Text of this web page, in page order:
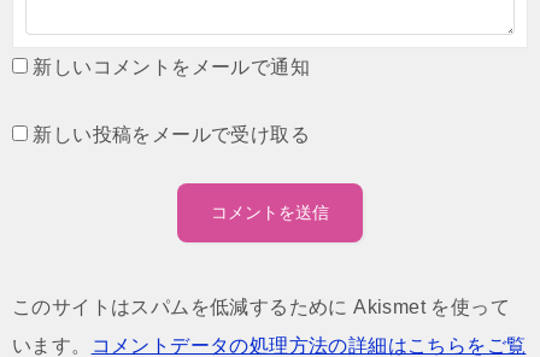
新しいコメントをメールで通知
新しい投稿をメールで受け取る
このサイトはスパムを低減するために Akismet を使って
います。
コメントデータの処理方法の詳細はこちらをご覧